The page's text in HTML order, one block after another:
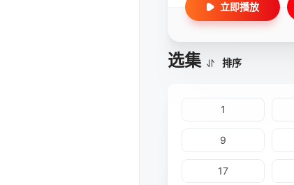
立即播放
选集 排序
1
9
17